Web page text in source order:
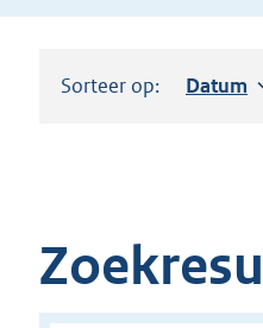
Sorteer op: Sorteer
Datum